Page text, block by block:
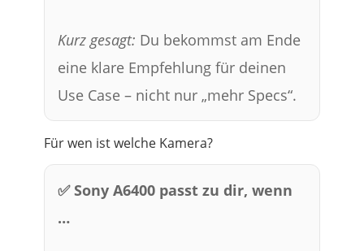
Kurz gesagt: Du bekommst am Ende
eine klare Empfehlung für deinen
Use Case – nicht nur „mehr Specs“.
Für wen ist welche Kamera?
✅ Sony A6400 passt zu dir, wenn
…